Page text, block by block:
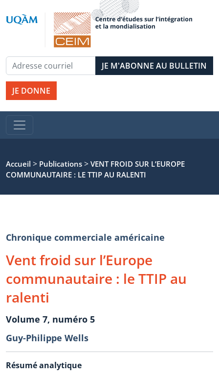
JE DONNE
Accueil > Publications > VENT FROID SUR L’EUROPE
COMMUNAUTAIRE : LE TTIP AU RALENTI
Chronique commerciale américaine
Vent froid sur l’Europe
communautaire : le TTIP au
ralenti
Volume 7, numéro 5
Guy-Philippe Wells
Résumé analytique